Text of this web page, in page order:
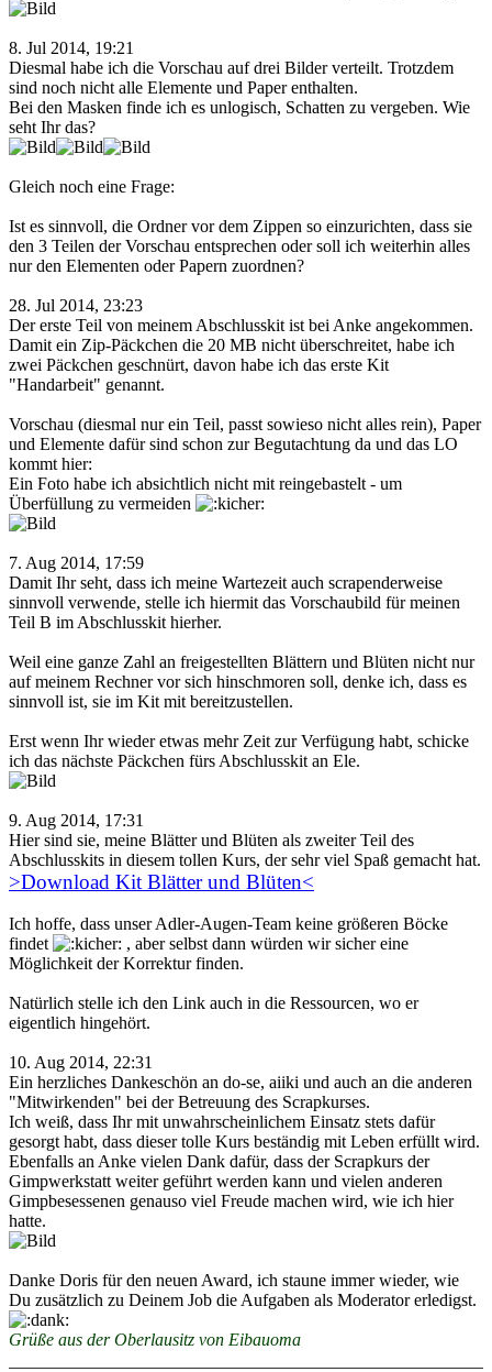
8. Jul 2014, 19:21
Diesmal habe ich die Vorschau auf drei Bilder verteilt. Trotzdem
sind noch nicht alle Elemente und Paper enthalten.
Bei den Masken finde ich es unlogisch, Schatten zu vergeben. Wie
seht Ihr das?
Gleich noch eine Frage:
Ist es sinnvoll, die Ordner vor dem Zippen so einzurichten, dass sie
den 3 Teilen der Vorschau entsprechen oder soll ich weiterhin alles
nur den Elementen oder Papern zuordnen?
28. Jul 2014, 23:23
Der erste Teil von meinem Abschlusskit ist bei Anke angekommen.
Damit ein Zip-Päckchen die 20 MB nicht überschreitet, habe ich
zwei Päckchen geschnürt, davon habe ich das erste Kit
"Handarbeit" genannt.
Vorschau (diesmal nur ein Teil, passt sowieso nicht alles rein), Paper
und Elemente dafür sind schon zur Begutachtung da und das LO
kommt hier:
Ein Foto habe ich absichtlich nicht mit reingebastelt - um
Überfüllung zu vermeiden
7. Aug 2014, 17:59
Damit Ihr seht, dass ich meine Wartezeit auch scrapenderweise
sinnvoll verwende, stelle ich hiermit das Vorschaubild für meinen
Teil B im Abschlusskit hierher.
Weil eine ganze Zahl an freigestellten Blättern und Blüten nicht nur
auf meinem Rechner vor sich hinschmoren soll, denke ich, dass es
sinnvoll ist, sie im Kit mit bereitzustellen.
Erst wenn Ihr wieder etwas mehr Zeit zur Verfügung habt, schicke
ich das nächste Päckchen fürs Abschlusskit an Ele.
9. Aug 2014, 17:31
Hier sind sie, meine Blätter und Blüten als zweiter Teil des
Abschlusskits in diesem tollen Kurs, der sehr viel Spaß gemacht hat.
>Download Kit Blätter und Blüten<
Ich hoffe, dass unser Adler-Augen-Team keine größeren Böcke
findet
, aber selbst dann würden wir sicher eine
Möglichkeit der Korrektur finden.
Natürlich stelle ich den Link auch in die Ressourcen, wo er
eigentlich hingehört.
10. Aug 2014, 22:31
Ein herzliches Dankeschön an do-se, aiiki und auch an die anderen
"Mitwirkenden" bei der Betreuung des Scrapkurses.
Ich weiß, dass Ihr mit unwahrscheinlichem Einsatz stets dafür
gesorgt habt, dass dieser tolle Kurs beständig mit Leben erfüllt wird.
Ebenfalls an Anke vielen Dank dafür, dass der Scrapkurs der
Gimpwerkstatt weiter geführt werden kann und vielen anderen
Gimpbesessenen genauso viel Freude machen wird, wie ich hier
hatte.
Danke Doris für den neuen Award, ich staune immer wieder, wie
Du zusätzlich zu Deinem Job die Aufgaben als Moderator erledigst.
Grüße aus der Oberlausitz von Eibauoma